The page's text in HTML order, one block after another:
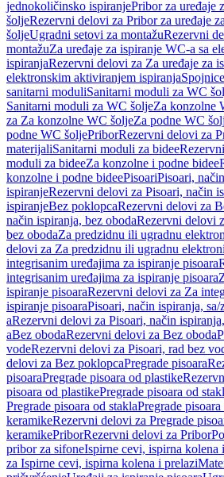
jednokoličinsko ispiranjePribor za uređaje
šoljeRezervni delovi za Pribor za uređaje
šoljeUgradni setovi za montažuRezervni
montažuZa uređaje za ispiranje WC-a sa
ispiranjaRezervni delovi za Za uređaje za
elektronskim aktiviranjem ispiranjaSpojnice
sanitarni moduliSanitarni moduli za WC
Sanitarni moduli za WC šoljeZa konzolne
za Za konzolne WC šoljeZa podne WC
podne WC šoljePriborRezervni delovi za
materijaliSanitarni moduli za bidee
moduli za bideeZa konzolne i podne bidee
konzolne i podne bideePisoariPisoari,
ispiranjeRezervni delovi za Pisoari, način
ispiranjeBez poklopcaRezervni delovi za
način ispiranja, bez obodaRezervni delovi
bez obodaZa predzidnu ili ugradnu
delovi za Za predzidnu ili ugradnu
integrisanim uređajima za ispiranje pisoara
integrisanim uređajima za ispiranje pisoara
ispiranje pisoaraRezervni delovi za Za
ispiranje pisoaraPisoari, način ispiranja,
aRezervni delovi za Pisoari, način
aBez obodaRezervni delovi za Bez oboda
vodeRezervni delovi za Pisoari, rad bez
delovi za Bez poklopcaPregrade pisoara
pisoaraPregrade pisoara od plastike
pisoara od plastikePregrade pisoara od
Pregrade pisoara od staklaPregrade
keramikeRezervni delovi za Pregrade
keramikePriborRezervni delovi za Pribor
pribor za sifoneIspirne cevi, ispirna kolena
za Ispirne cevi, ispirna kolena i prelazi